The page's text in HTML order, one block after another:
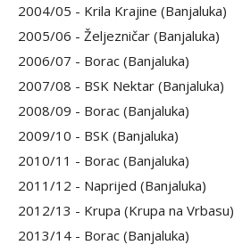
2004/05 - Krila Krajine (Banjaluka)
2005/06 - Željezničar (Banjaluka)
2006/07 - Borac (Banjaluka)
2007/08 - BSK Nektar (Banjaluka)
2008/09 - Borac (Banjaluka)
2009/10 - BSK (Banjaluka)
2010/11 - Borac (Banjaluka)
2011/12 - Naprijed (Banjaluka)
2012/13 - Krupa (Krupa na Vrbasu)
2013/14 - Borac (Banjaluka)